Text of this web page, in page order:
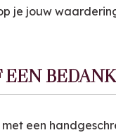
je jouw
EEN
een